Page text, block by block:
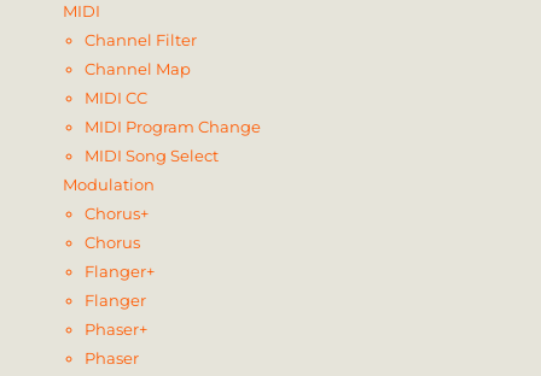
MIDI
Channel Filter
Channel Map
MIDI CC
MIDI Program Change
MIDI Song Select
Modulation
Chorus+
Chorus
Flanger+
Flanger
Phaser+
Phaser